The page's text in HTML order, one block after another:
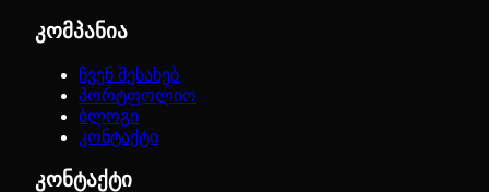
კომპანია
ჩვენ შესახებ
პორტფოლიო
ბლოგი
კონტაქტი
კონტაქტი